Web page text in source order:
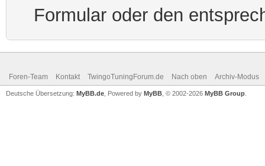
Formular oder den
Foren-Team Kontakt TwingoTuningForum.de Nach oben Archiv-Modus
Deutsche Übersetzung: MyBB.de , Powered by MyBB , © 2002-2026 MyBB Group